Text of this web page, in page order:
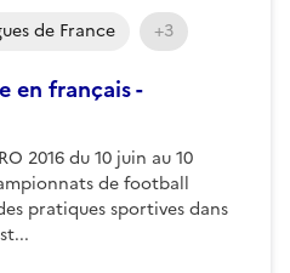
en français -
2016 du 10 juin au 10
de football
pratiques sportives dans
de France +3